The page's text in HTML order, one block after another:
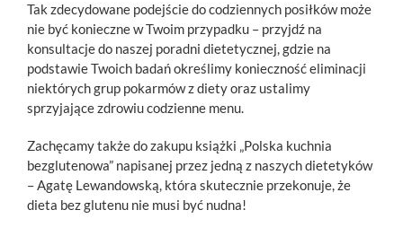
Tak zdecydowane podejście do codziennych posiłków może
nie być konieczne w Twoim przypadku – przyjdź na
konsultacje do naszej poradni dietetycznej, gdzie na
podstawie Twoich badań określimy konieczność eliminacji
niektórych grup pokarmów z diety oraz ustalimy
sprzyjające zdrowiu codzienne menu.
Zachęcamy także do zakupu książki „Polska kuchnia
bezglutenowa” napisanej przez jedną z naszych dietetyków
– Agatę Lewandowską, która skutecznie przekonuje, że
dieta bez glutenu nie musi być nudna!